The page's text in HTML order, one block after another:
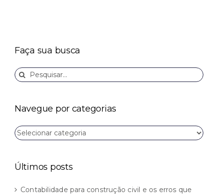
Faça sua busca
Buscar
resultados
Navegue por categorias
Navegue
por
Últimos posts
Contabilidade para construção civil e os erros que